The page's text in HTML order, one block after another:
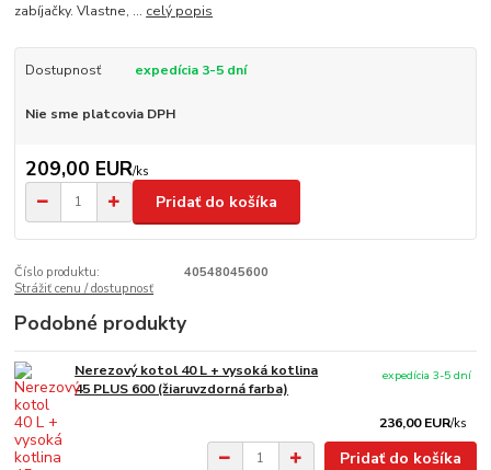
zabíjačky. Vlastne, ... celý popis
Dostupnosť expedícia 3-5 dní
Nie sme platcovia DPH
209,00 EUR/ks
Pridať do košíka
Číslo produktu:
40548045600
Strážiť cenu / dostupnosť
Podobné produkty
Nerezový kotol 40 L + vysoká kotlina
45 PLUS 600 (žiaruvzdorná farba)
236,00 EUR/ks
expedícia 3-5 dní
Pridať do košíka